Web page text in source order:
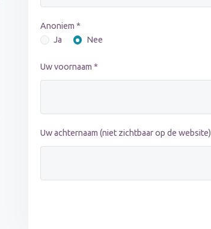
Anoniem *
Ja
Nee
Uw voornaam *
Uw achternaam (niet zichtbaar op de website)